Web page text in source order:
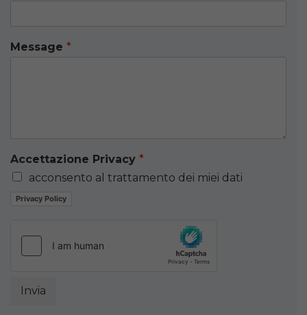
Message *
Accettazione Privacy *
acconsento al trattamento dei miei dati
Privacy Policy
Invia